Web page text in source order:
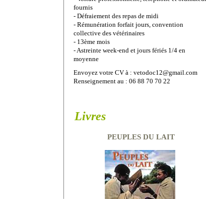
fournis
- Défraiement des repas de midi
- Rémunération forfait jours, convention
collective des vétérinaires
- 13ème mois
- Astreinte week-end et jours fériés 1/4 en
moyenne
Envoyez votre CV à : vetodoc12@gmail.com
Renseignement au : 06 88 70 70 22
Livres
PEUPLES DU LAIT